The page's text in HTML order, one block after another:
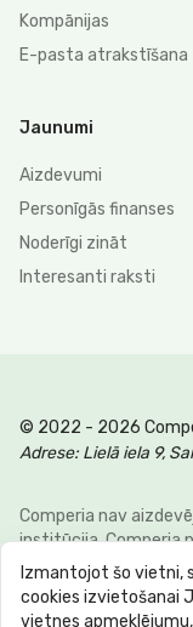
Kompānijas
E-pasta atrakstīšana
Jaunumi
Aizdevumi
Personīgās finanses
Noderīgi zināt
Interesanti raksti
© 2022 - 2026
Adrese: Lielā iela 9,
Comperia nav
institūcija. Comperia
dažādus personīgo
laiku un naudu. E-
piemērs:
Izmantojot šo vietni,
cookies izvietošanai
vietnes